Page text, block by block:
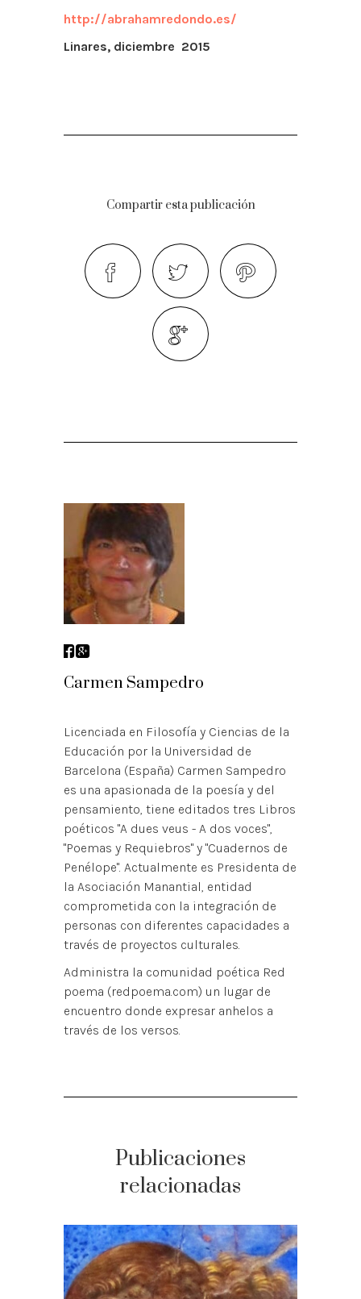
http://abrahamredondo.es/
Linares, diciembre 2015
Compartir esta publicación
Carmen Sampedro
Licenciada en Filosofía y Ciencias de la
Educación por la Universidad de
Barcelona (España) Carmen Sampedro
es una apasionada de la poesía y del
pensamiento, tiene editados tres Libros
poéticos "A dues veus - A dos voces",
"Poemas y Requiebros" y "Cuadernos de
Penélope". Actualmente es Presidenta de
la Asociación Manantial, entidad
comprometida con la integración de
personas con diferentes capacidades a
través de proyectos culturales.
Administra la comunidad poética Red
poema (redpoema.com) un lugar de
encuentro donde expresar anhelos a
través de los versos.
Publicaciones
relacionadas